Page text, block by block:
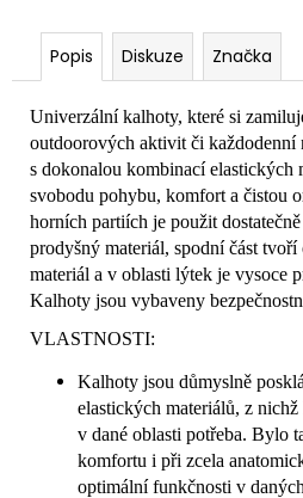
Popis Diskuze Značka
Univerzální kalhoty, které si
outdoorových aktivit či každodenní
s dokonalou kombinací elastických
svobodu pohybu, komfort a čistou
horních partiích je použit
prodyšný materiál, spodní část
materiál a v oblasti lýtek je vysoce
Kalhoty jsou vybaveny
VLASTNOSTI:
Kalhoty jsou důmyslně
elastických materiálů, z
v dané oblasti potřeba. Bylo
komfortu i při zcela
optimální funkčnosti v